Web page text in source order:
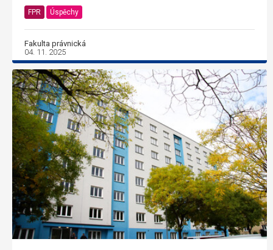
FPR Úspěchy
Fakulta právnická
04. 11. 2025